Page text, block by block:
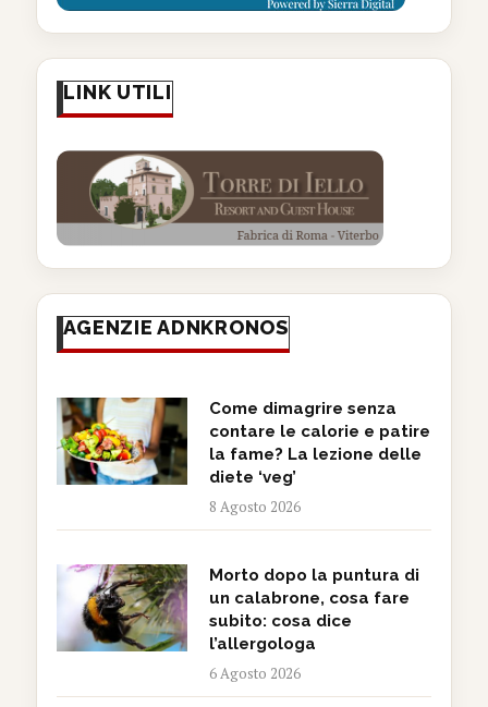
LINK UTILI
AGENZIE ADNKRONOS
Come dimagrire senza
contare le calorie e patire
la fame? La lezione delle
diete ‘veg’
8 Agosto 2026
Morto dopo la puntura di
un calabrone, cosa fare
subito: cosa dice
l’allergologa
6 Agosto 2026